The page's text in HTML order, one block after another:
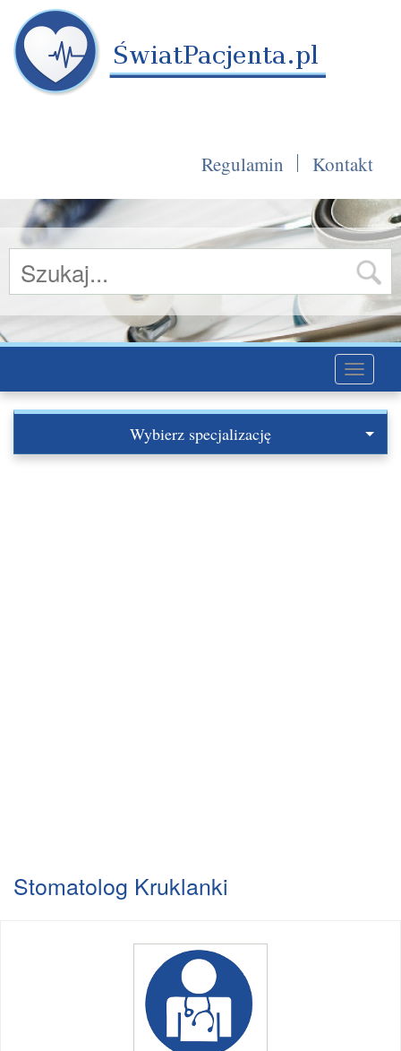
Regulamin Kontakt
Toggle
Wybierz specjalizację
Stomatolog Kruklanki